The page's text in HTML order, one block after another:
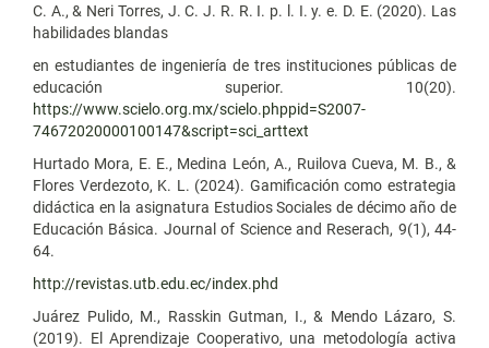
C. A., & Neri Torres, J. C. J. R. R. I. p. l. I. y. e. D. E. (2020). Las
habilidades blandas
en estudiantes de ingeniería de tres instituciones públicas de
educación superior. 10(20).
https://www.scielo.org.mx/scielo.phppid=S2007-
74672020000100147&script=sci_arttext
Hurtado Mora, E. E., Medina León, A., Ruilova Cueva, M. B., &
Flores Verdezoto, K. L. (2024). Gamificación como estrategia
didáctica en la asignatura Estudios Sociales de décimo año de
Educación Básica. Journal of Science and Reserach, 9(1), 44-
64.
http://revistas.utb.edu.ec/index.phd
Juárez Pulido, M., Rasskin Gutman, I., & Mendo Lázaro, S.
(2019). El Aprendizaje Cooperativo, una metodología activa